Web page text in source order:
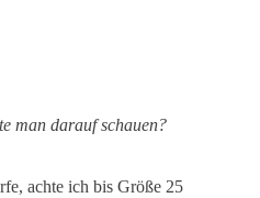
man darauf schauen?
achte ich bis Größe 25